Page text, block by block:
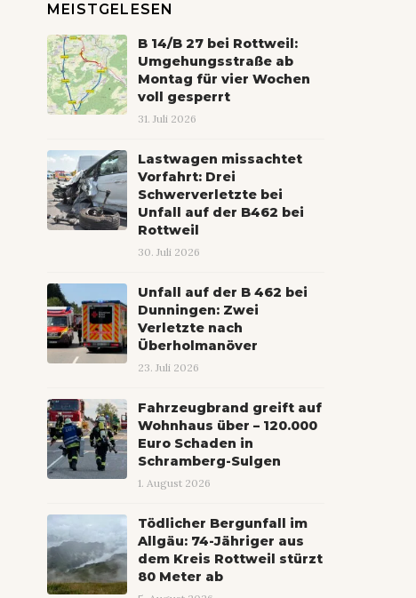
MEISTGELESEN
B 14/B 27 bei Rottweil:
Umgehungsstraße ab
Montag für vier Wochen
voll gesperrt
31. Juli 2026
Lastwagen missachtet
Vorfahrt: Drei
Schwerverletzte bei
Unfall auf der B462 bei
Rottweil
30. Juli 2026
Unfall auf der B 462 bei
Dunningen: Zwei
Verletzte nach
Überholmanöver
23. Juli 2026
Fahrzeugbrand greift auf
Wohnhaus über – 120.000
Euro Schaden in
Schramberg-Sulgen
1. August 2026
Tödlicher Bergunfall im
Allgäu: 74-Jähriger aus
dem Kreis Rottweil stürzt
80 Meter ab